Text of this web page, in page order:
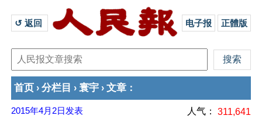
↺ 返回 电子报 正體版
首页 › 分栏目 › 寰宇 › 文章 ：
2015年4月2日 发表 人气： 311,641